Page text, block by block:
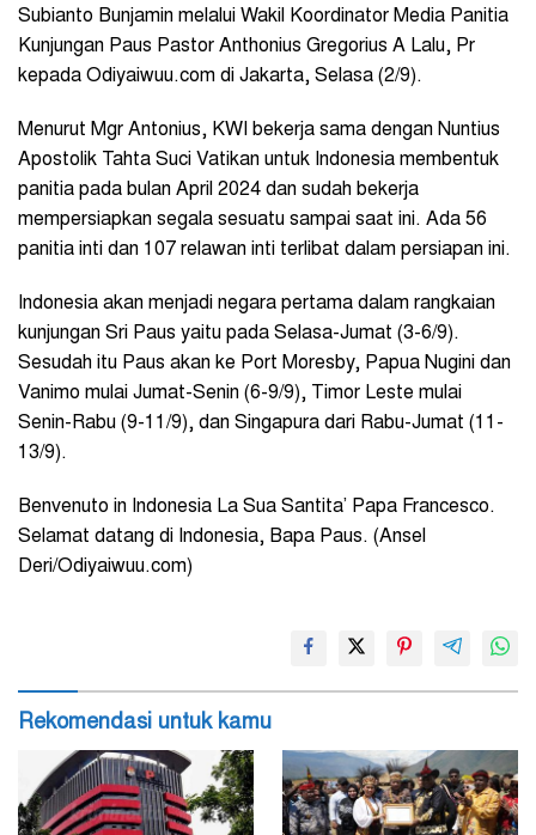
Subianto Bunjamin melalui Wakil Koordinator Media Panitia
Kunjungan Paus Pastor Anthonius Gregorius A Lalu, Pr
kepada Odiyaiwuu.com di Jakarta, Selasa (2/9).
Menurut Mgr Antonius, KWI bekerja sama dengan Nuntius
Apostolik Tahta Suci Vatikan untuk Indonesia membentuk
panitia pada bulan April 2024 dan sudah bekerja
mempersiapkan segala sesuatu sampai saat ini. Ada 56
panitia inti dan 107 relawan inti terlibat dalam persiapan ini.
Indonesia akan menjadi negara pertama dalam rangkaian
kunjungan Sri Paus yaitu pada Selasa-Jumat (3-6/9).
Sesudah itu Paus akan ke Port Moresby, Papua Nugini dan
Vanimo mulai Jumat-Senin (6-9/9), Timor Leste mulai
Senin-Rabu (9-11/9), dan Singapura dari Rabu-Jumat (11-
13/9).
Benvenuto in Indonesia La Sua Santita’ Papa Francesco.
Selamat datang di Indonesia, Bapa Paus. (Ansel
Deri/Odiyaiwuu.com)
Rekomendasi untuk kamu